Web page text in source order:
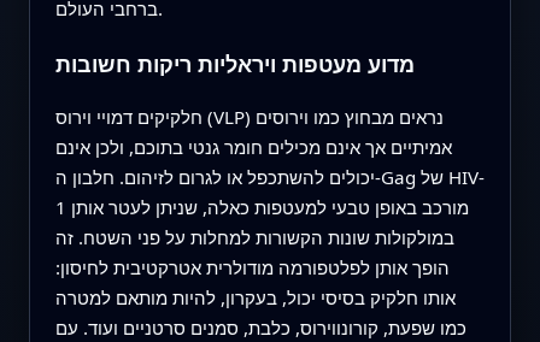
ברחבי העולם.
מדוע מעטפות ויראליות ריקות חשובות
חלקיקים דמויי וירוס (VLP) נראים מבחוץ כמו וירוסים
אמיתיים אך אינם מכילים חומר גנטי בתוכם, ולכן אינם
יכולים להשתכפל או לגרום לזיהום. חלבון ה-Gag של HIV-
1 מורכב באופן טבעי למעטפות כאלה, שניתן לעטר אותן
במולקולות שונות הקשורות למחלות על פני השטח. זה
הופך אותן לפלטפורמה מודולרית אטרקטיבית לחיסון:
אותו חלקיק בסיסי יכול, בעקרון, להיות מותאם למטרה
כמו שפעת, קורונווירוס, כלבת, סמנים סרטניים ועוד. עם